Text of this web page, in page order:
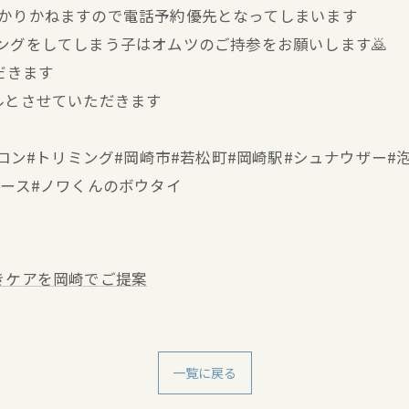
かねますので電話予約優先となってしまいます
をしてしまう子はオムツのご持参をお願いします🙇
きます
させていただきます
#トリミング#岡崎市#若松町#岡崎駅#シュナウザー#
ス#ノワくんのボウタイ
アを岡崎でご提案
一覧に戻る